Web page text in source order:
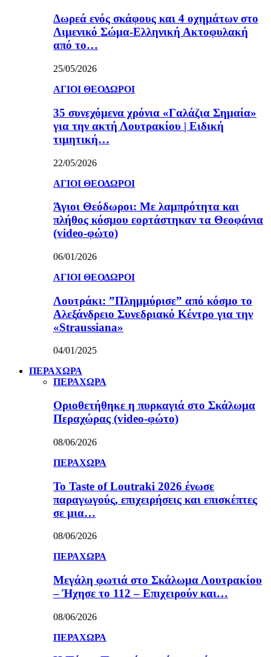
Δωρεά ενός σκάφους και 4 οχημάτων στο
Λιμενικό Σώμα-Ελληνική Ακτοφυλακή
από το…
25/05/2026
ΑΓΙΟΙ ΘΕΟΔΩΡΟΙ
35 συνεχόμενα χρόνια «Γαλάζια Σημαία»
για την ακτή Λουτρακίου | Ειδική
τιμητική…
22/05/2026
ΑΓΙΟΙ ΘΕΟΔΩΡΟΙ
Άγιοι Θεόδωροι: Με λαμπρότητα και
πλήθος κόσμου εορτάστηκαν τα Θεοφάνια
(video-φώτο)
06/01/2026
ΑΓΙΟΙ ΘΕΟΔΩΡΟΙ
Λουτράκι: ”Πλημμύρισε” από κόσμο το
Αλεξάνδρειο Συνεδριακό Κέντρο για την
«Straussiana»
04/01/2025
ΠΕΡΑΧΩΡΑ
ΠΕΡΑΧΩΡΑ
Οριοθετήθηκε η πυρκαγιά στο Σκάλωμα
Περαχώρας (video-φώτο)
08/06/2026
ΠΕΡΑΧΩΡΑ
Το Taste of Loutraki 2026 ένωσε
παραγωγούς, επιχειρήσεις και επισκέπτες
σε μια…
08/06/2026
ΠΕΡΑΧΩΡΑ
Μεγάλη φωτιά στο Σκάλωμα Λουτρακίου
– Ήχησε το 112 – Επιχειρούν και…
08/06/2026
ΠΕΡΑΧΩΡΑ